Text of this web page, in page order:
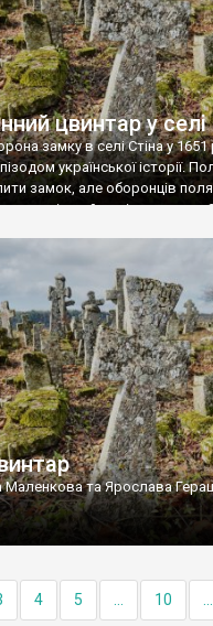
цвинтар у селі
замку в селі Стіна у 1651
української історії.
замок, але оборонців
який тоді називався
хрестів 19 століття, є такі, де
та Ярослава
4 5 10